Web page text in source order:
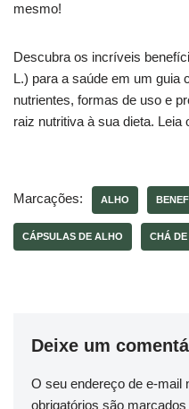
mesmo!
Descubra os incríveis
L.) para a saúde em um guia
nutrientes, formas de uso e
raiz nutritiva à sua dieta. Leia
Marcações: ALHO
CÁPSULAS DE ALHO CHÁ
Deixe um
O seu endereço de e-mail
obrigatórios são